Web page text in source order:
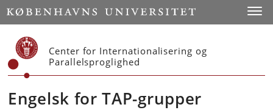
Start
Center for Internationalisering og
Parallelsproglighed
Engelsk for TAP-grupper